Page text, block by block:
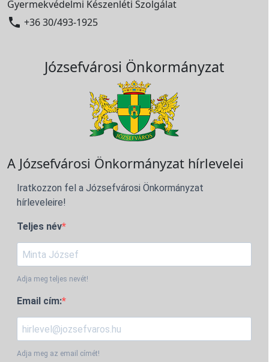
Gyermekvédelmi Készenléti Szolgálat
 +36 30/493-1925
Józsefvárosi Önkormányzat
A Józsefvárosi Önkormányzat hírlevelei
Iratkozzon fel a Józsefvárosi Önkormányzat
hírleveleire!
Teljes név
Adja meg teljes nevét!
Email cím:
Adja meg az email címét!